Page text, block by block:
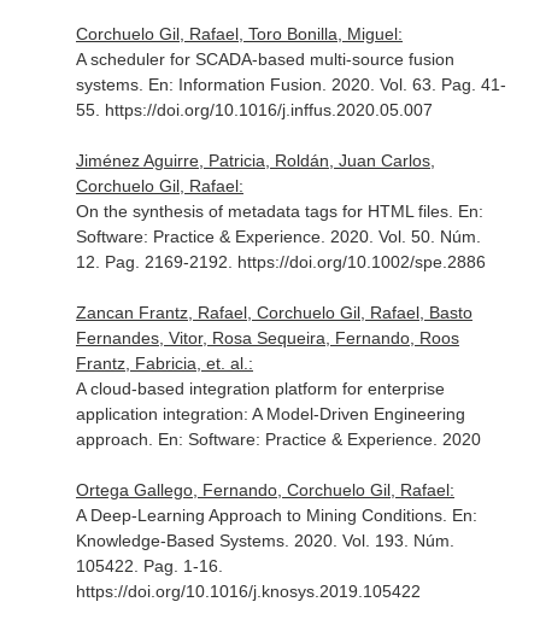
Corchuelo Gil, Rafael, Toro Bonilla, Miguel:
A scheduler for SCADA-based multi-source fusion
systems. En: Information Fusion . 2020. Vol. 63. Pag. 41-
55. https://doi.org/10.1016/j.inffus.2020.05.007
Jiménez Aguirre, Patricia, Roldán, Juan Carlos,
Corchuelo Gil, Rafael:
On the synthesis of metadata tags for HTML files. En:
Software: Practice & Experience. 2020. Vol. 50. Núm.
12. Pag. 2169-2192. https://doi.org/10.1002/spe.2886
Zancan Frantz, Rafael, Corchuelo Gil, Rafael, Basto
Fernandes, Vitor, Rosa Sequeira, Fernando, Roos
Frantz, Fabricia, et. al.:
A cloud-based integration platform for enterprise
application integration: A Model-Driven Engineering
approach. En: Software: Practice & Experience. 2020
Ortega Gallego, Fernando, Corchuelo Gil, Rafael:
A Deep-Learning Approach to Mining Conditions. En:
Knowledge-Based Systems. 2020. Vol. 193. Núm.
105422. Pag. 1-16.
https://doi.org/10.1016/j.knosys.2019.105422